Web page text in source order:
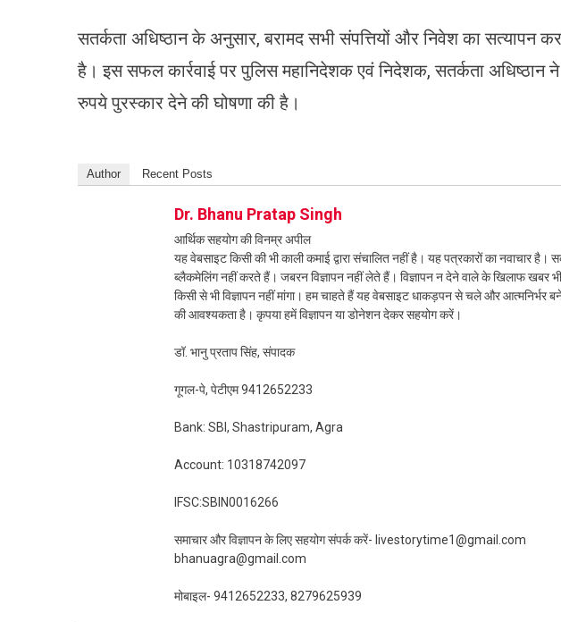
सतर्कता अधिष्ठान के अनुसार, बरामद सभी संपत्तियों और निवेश का सत्यापन
है। इस सफल कार्रवाई पर पुलिस महानिदेशक एवं निदेशक, सतर्कता
रुपये पुरस्कार देने की घोषणा की है।
Author Recent Posts
Dr. Bhanu Pratap Singh
आर्थिक सहयोग की विनम्र अपील
यह वेबसाइट किसी की भी काली कमाई द्वारा संचालित नहीं है। यह पत्रकारों का नवाचार है।
ब्लैकमेलिंग नहीं करते हैं। जबरन विज्ञापन नहीं लेते हैं। विज्ञापन न देने वाले के खिलाफ खबर
किसी से भी विज्ञापन नहीं मांगा। हम चाहते हैं यह वेबसाइट धाकड़पन से चले और
की आवश्यकता है। कृपया हमें विज्ञापन या डोनेशन देकर सहयोग करें।
डॉ. भानु प्रताप सिंह, संपादक
गूगल-पे, पेटीएम 9412652233
Bank: SBI, Shastripuram, Agra
Account: 10318742097
IFSC:SBIN0016266
समाचार और विज्ञापन के लिए सहयोग संपर्क करें- livestorytime1@gmail.com
bhanuagra@gmail.com
मोबाइल- 9412652233, 8279625939